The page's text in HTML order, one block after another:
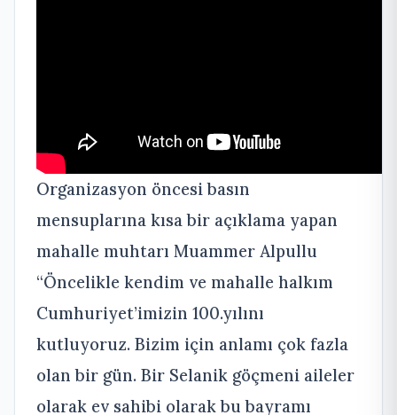
Organizasyon öncesi basın
mensuplarına kısa bir açıklama yapan
mahalle muhtarı Muammer Alpullu
“Öncelikle kendim ve mahalle halkım
Cumhuriyet’imizin 100.yılını
kutluyoruz. Bizim için anlamı çok fazla
olan bir gün. Bir Selanik göçmeni aileler
olarak ev sahibi olarak bu bayramı